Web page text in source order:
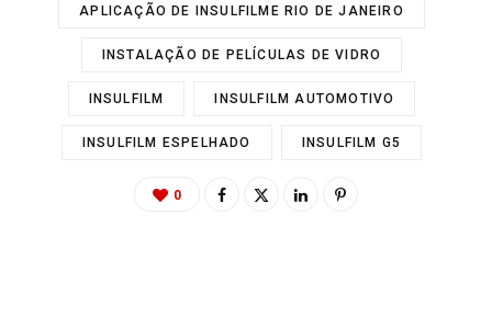
APLICAÇÃO DE INSULFILME RIO DE JANEIRO
INSTALAÇÃO DE PELÍCULAS DE VIDRO
INSULFILM INSULFILM AUTOMOTIVO
INSULFILM ESPELHADO INSULFILM G5
0